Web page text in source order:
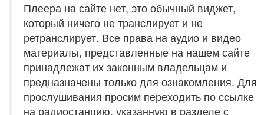
Плеера на сайте нет, это обычный виджет,
который ничего не транслирует и не
ретранслирует. Все права на аудио и видео
материалы, представленные на нашем сайте
принадлежат их законным владельцам и
предназначены только для ознакомления. Для
прослушивания просим переходить по ссылке
на радиостанцию, указанную в разделе с